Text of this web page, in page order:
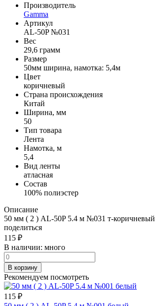
Производитель
Gamma
Артикул
AL-50P №031
Вес
29,6 грамм
Размер
50мм ширина, намотка: 5,4м
Цвет
коричневый
Страна происхождения
Китай
Ширина, мм
50
Тип товара
Лента
Намотка, м
5,4
Вид ленты
атласная
Состав
100% полиэстер
Описание
50 мм ( 2 ) AL-50P 5.4 м №031 т-коричневый
поделиться
115 ₽
В наличии: много
В корзину
Рекомендуем посмотреть
115 ₽